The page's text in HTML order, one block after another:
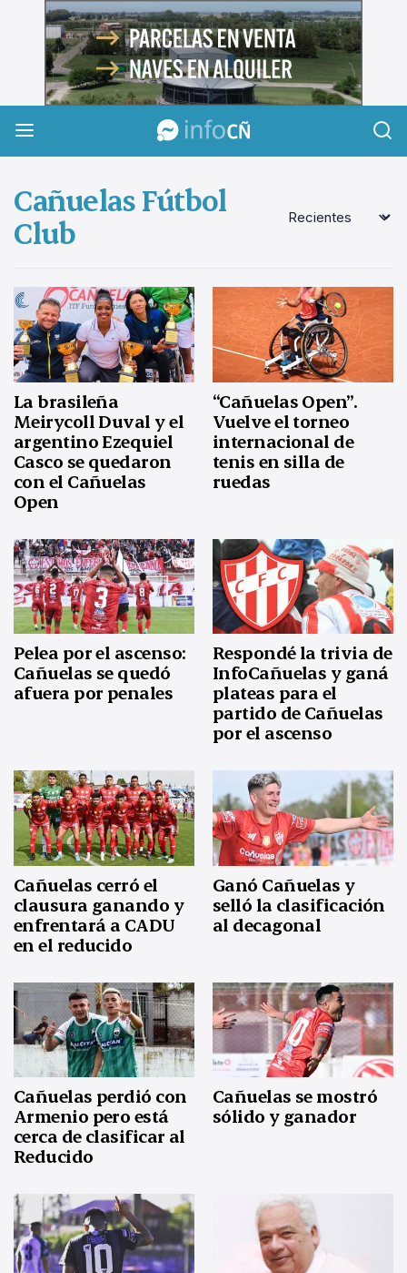
InfoCañuelas
Cañuelas Fútbol
Club
La brasileña
Meirycoll Duval y el
argentino Ezequiel
Casco se quedaron
con el Cañuelas
Open
“Cañuelas Open”.
Vuelve el torneo
internacional de
tenis en silla de
ruedas
Pelea por el ascenso:
Cañuelas se quedó
afuera por penales
Respondé la trivia de
InfoCañuelas y ganá
plateas para el
partido de Cañuelas
por el ascenso
Cañuelas cerró el
clausura ganando y
enfrentará a CADU
en el reducido
Ganó Cañuelas y
selló la clasificación
al decagonal
Cañuelas perdió con
Armenio pero está
cerca de clasificar al
Reducido
Cañuelas se mostró
sólido y ganador